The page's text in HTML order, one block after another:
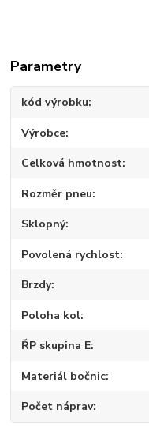
Parametry
kód výrobku
Výrobce
Celková hmotnost
Rozměr pneu
Sklopný
Povolená rychlost
Brzdy
Poloha kol
ŘP skupina E
Materiál bočnic
Počet náprav